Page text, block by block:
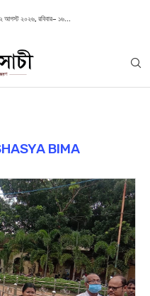
আগস্ট ২০২৬, রবিবার– ১৬...
BIMA